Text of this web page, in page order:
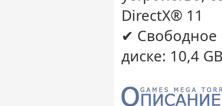
DirectX® 11
✔ Свободное
диске: 10,4